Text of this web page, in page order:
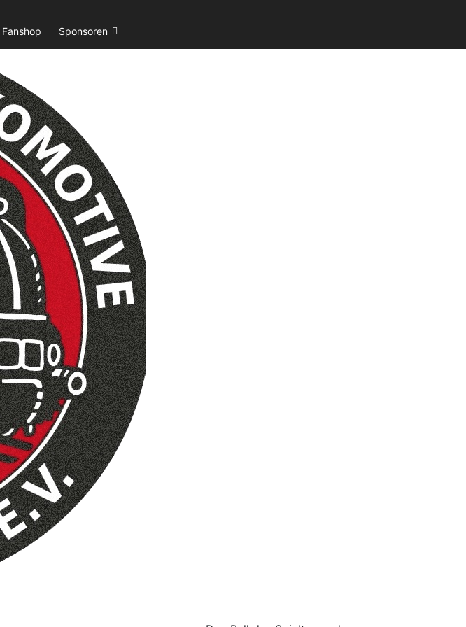
Fanshop Sponsoren